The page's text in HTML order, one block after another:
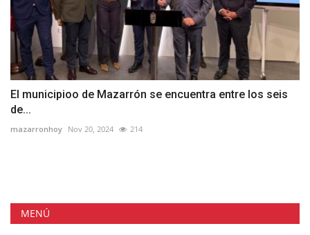
El municipioo de Mazarrón se encuentra entre los seis
de...
mazarronhoy Nov 20, 2024 214
MENÚ